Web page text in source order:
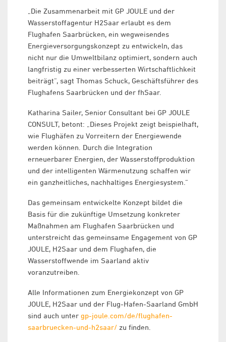
„Die Zusammenarbeit mit GP JOULE und der
Wasserstoffagentur H2Saar erlaubt es dem
Flughafen Saarbrücken, ein wegweisendes
Energieversorgungskonzept zu entwickeln, das
nicht nur die Umweltbilanz optimiert, sondern auch
langfristig zu einer verbesserten Wirtschaftlichkeit
beiträgt“, sagt Thomas Schuck, Geschäftsführer des
Flughafens Saarbrücken und der fhSaar.
Katharina Sailer, Senior Consultant bei GP JOULE
CONSULT, betont: „Dieses Projekt zeigt beispielhaft,
wie Flughäfen zu Vorreitern der Energiewende
werden können. Durch die Integration
erneuerbarer Energien, der Wasserstoffproduktion
und der intelligenten Wärmenutzung schaffen wir
ein ganzheitliches, nachhaltiges Energiesystem.“
Das gemeinsam entwickelte Konzept bildet die
Basis für die zukünftige Umsetzung konkreter
Maßnahmen am Flughafen Saarbrücken und
unterstreicht das gemeinsame Engagement von GP
JOULE, H2Saar und dem Flughafen, die
Wasserstoffwende im Saarland aktiv
voranzutreiben.
Alle Informationen zum Energiekonzept von GP
JOULE, H2Saar und der Flug-Hafen-Saarland GmbH
sind auch unter gp-joule.com/de/flughafen-
saarbruecken-und-h2saar/ zu finden.